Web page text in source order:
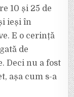
10 și 25 de
ieși în
E o cerință
de
Deci nu a fost
așa cum s-a